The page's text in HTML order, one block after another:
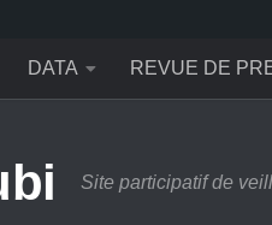
DATA REVUE DE
Site participatif de